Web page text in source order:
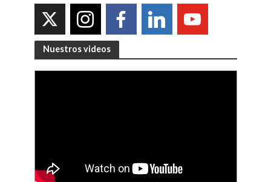
Nuestros videos